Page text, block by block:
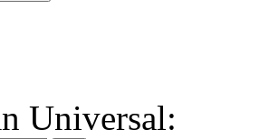
Universal: